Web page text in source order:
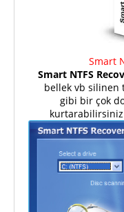
Smart
Smart NTFS
bellek vb silinen
gibi bir çok
kurtarabilirsiniz